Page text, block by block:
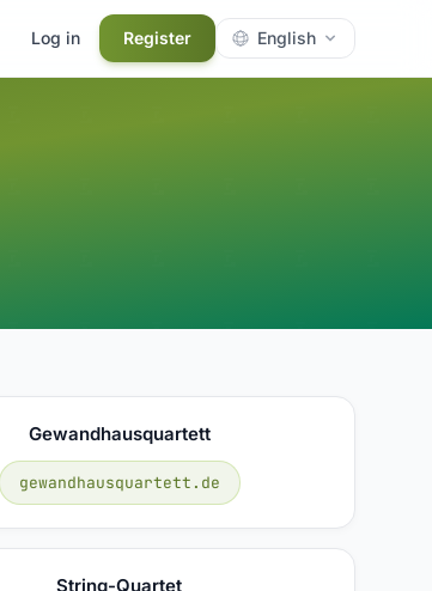
Log in Register English
Gewandhausquartett
gewandhausquartett.de
String-Quartet